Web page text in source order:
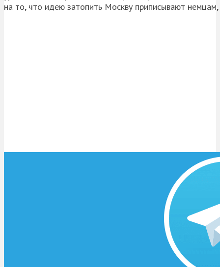
на то, что идею затопить Москву приписывают